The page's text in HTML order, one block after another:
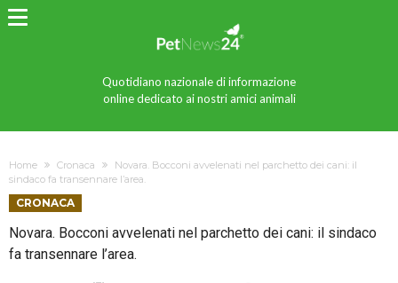
Quotidiano nazionale di informazione
online dedicato ai nostri amici animali
Home Cronaca
Novara. Bocconi avvelenati nel parchetto dei cani: il
sindaco fa transennare l’area.
CRONACA
Novara. Bocconi avvelenati nel parchetto dei cani: il sindaco
fa transennare l’area.